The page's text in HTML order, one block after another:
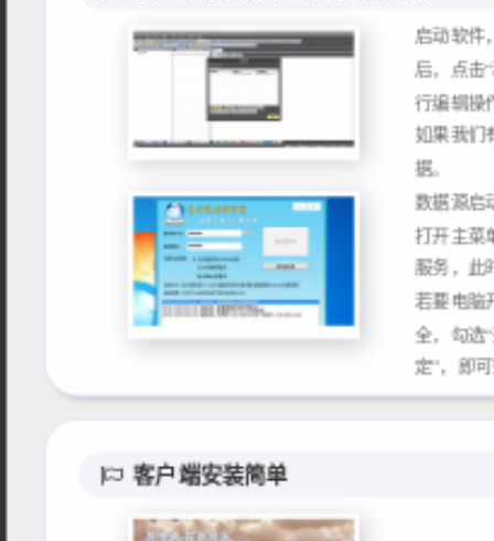
启动软件
后，点击
行编辑操
如果我们
数据源启
打开主菜
服务，此
若要电脑
全，勾选
客户端安装简单